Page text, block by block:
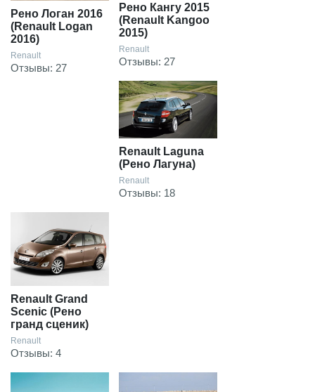
Рено Логан 2016
(Renault Logan
2016)
Renault
Отзывы: 27
Рено Кангу 2015
(Renault Kangoo
2015)
Renault
Отзывы: 27
Renault Laguna
(Рено Лагуна)
Renault
Отзывы: 18
Renault Grand
Scenic (Рено
гранд сценик)
Renault
Отзывы: 4